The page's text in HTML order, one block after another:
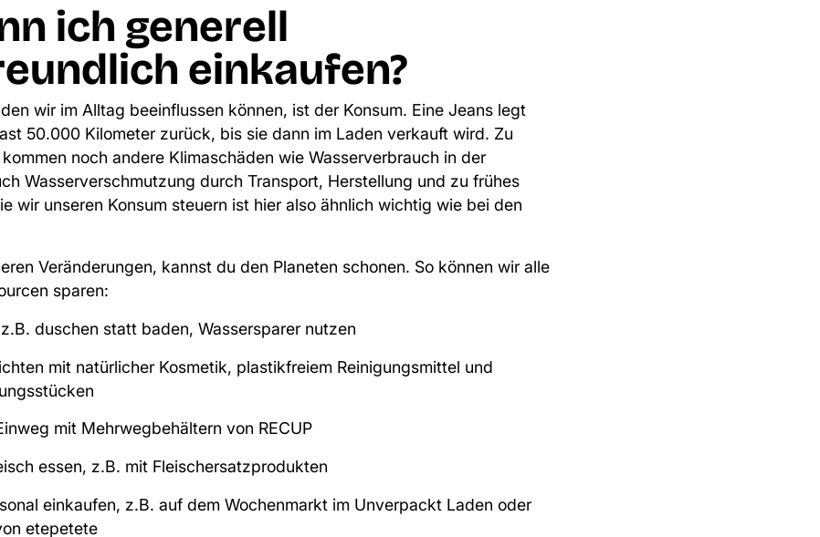
ich generell
einkaufen?
wir im Alltag beeinflussen können, ist der Konsum. Eine Jeans legt
50.000 Kilometer zurück, bis sie dann im Laden verkauft wird. Zu
noch andere Klimaschäden wie Wasserverbrauch in der
Wasserverschmutzung durch Transport, Herstellung und zu frühes
wir unseren Konsum steuern ist hier also ähnlich wichtig wie bei den
Veränderungen, kannst du den Planeten schonen. So können wir alle
sparen:
duschen statt baden, Wassersparer nutzen
mit natürlicher Kosmetik, plastikfreiem Reinigungsmittel und
mit Mehrwegbehältern von RECUP
essen, z.B. mit Fleischersatzprodukten
einkaufen, z.B. auf dem Wochenmarkt im Unverpackt Laden oder
etepetete